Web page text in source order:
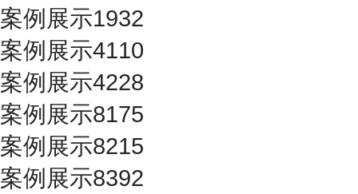
案例展示1932
案例展示4110
案例展示4228
案例展示8175
案例展示8215
案例展示8392